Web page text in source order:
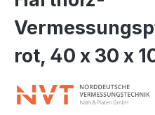
rot, 40 x 30 x